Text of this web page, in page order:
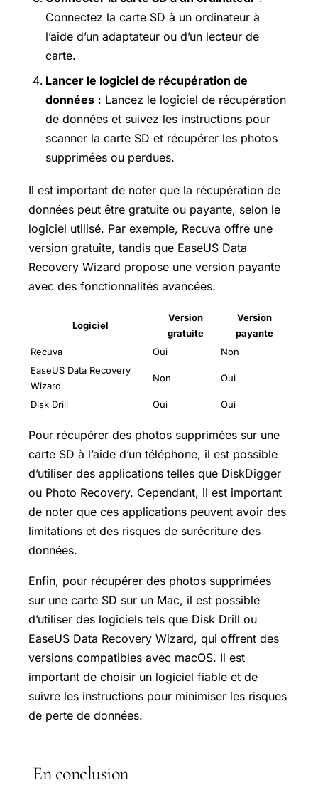
Connectez la carte SD à un ordinateur à
l’aide d’un adaptateur ou d’un lecteur de
carte.
Lancer le logiciel de récupération de
données : Lancez le logiciel de récupération
de données et suivez les instructions pour
scanner la carte SD et récupérer les photos
supprimées ou perdues.
Il est important de noter que la récupération de
données peut être gratuite ou payante, selon le
logiciel utilisé. Par exemple, Recuva offre une
version gratuite, tandis que EaseUS Data
Recovery Wizard propose une version payante
avec des fonctionnalités avancées.
Logiciel
Version
gratuite
Version
payante
Recuva
Oui
Non
EaseUS Data Recovery
Wizard
Non Oui
Disk Drill Oui Oui
Pour récupérer des photos supprimées sur une
carte SD à l’aide d’un téléphone, il est possible
d’utiliser des applications telles que DiskDigger
ou Photo Recovery. Cependant, il est important
de noter que ces applications peuvent avoir des
limitations et des risques de surécriture des
données.
Enfin, pour récupérer des photos supprimées
sur une carte SD sur un Mac, il est possible
d’utiliser des logiciels tels que Disk Drill ou
EaseUS Data Recovery Wizard, qui offrent des
versions compatibles avec macOS. Il est
important de choisir un logiciel fiable et de
suivre les instructions pour minimiser les risques
de perte de données.
En conclusion